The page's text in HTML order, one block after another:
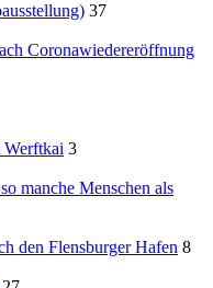
37
Coronawiedereröffnung
Werftkai 3
manche Menschen als
den Flensburger Hafen 8